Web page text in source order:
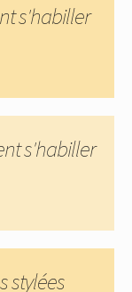
s'habiller
s'habiller
stylées